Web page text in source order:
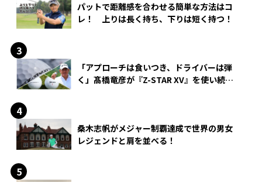
パットで距離感を合わせる簡単な方法はコ
レ！ 上りは長く持ち、下りは短く持つ！
「アプローチは食いつき、ドライバーは弾
く」髙橋竜彦が『Z-STAR XV』を使い続け
桑木志帆がメジャー制覇達成で世界の男女
レジェンドと肩を並べる！